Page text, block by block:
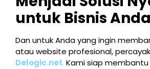
untuk Bisnis
Dan untuk Anda yang ingin
atau website profesional,
Delogic.net. Kami siap